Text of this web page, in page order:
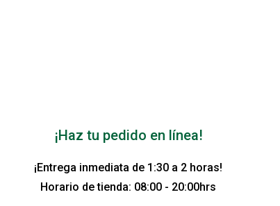
¡Haz tu pedido en línea!
¡Entrega inmediata de 1:30 a 2 horas!
Horario de tienda: 08:00 - 20:00hrs